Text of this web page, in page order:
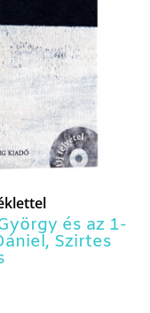
és az 1-
, Szirtes